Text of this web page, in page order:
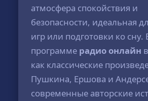
атмосфера спокойствия и
безопасности, идеальная
игр или подготовки ко сну.
программе радио онлайн
как классические
Пушкина, Ершова и
современные авторские